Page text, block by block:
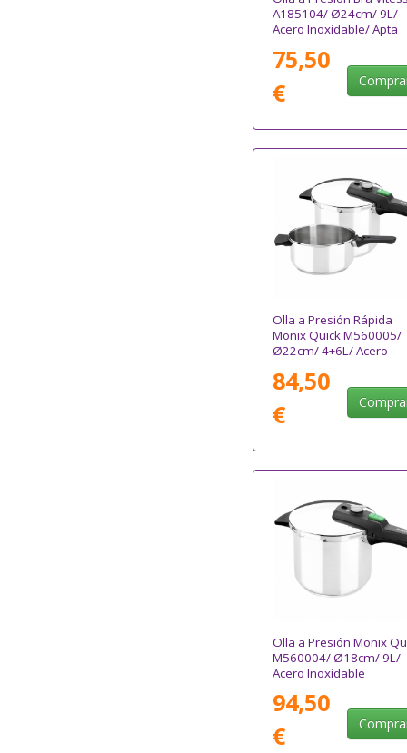
A185104/ Ø24cm/ 9L/
Acero Inoxidable/ Apta
75,50
€
Olla a Presión Rápida
Monix Quick M560005/
Ø22cm/ 4+6L/ Acero
84,50
€
Olla a Presión Monix
M560004/ Ø18cm/ 9L/
Acero Inoxidable
94,50
€